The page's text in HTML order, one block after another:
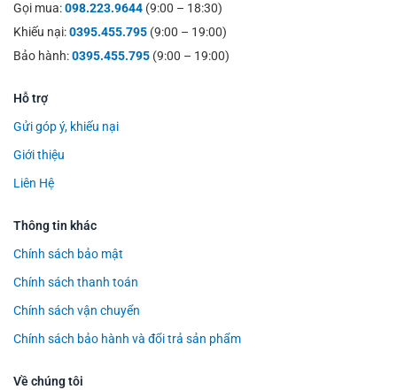
Gọi mua:098.223.9644 (9:00 – 18:30)
Khiếu nại:0395.455.795 (9:00 – 19:00)
Bảo hành:0395.455.795 (9:00 – 19:00)
Hỗ trợ
Gửi góp ý, khiếu nại
Giới thiệu
Liên Hệ
Thông tin khác
Chính sách bảo mật
Chính sách thanh toán
Chính sách vận chuyển
Chính sách bảo hành và đổi trả sản phẩm
Về chúng tôi